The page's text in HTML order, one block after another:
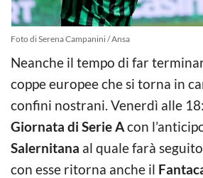
Foto di Serena Campanini / Ansa
Neanche il tempo di far
coppe europee che si torna in
confini nostrani. Venerdì alle
Giornata di Serie Acon
Salernitana al quale farà seguito
con esse ritorna anche il